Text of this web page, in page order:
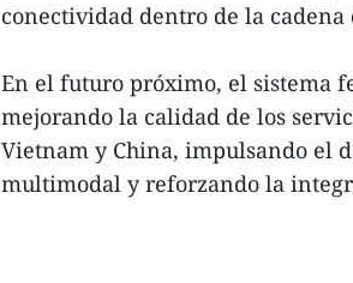
conectividad dentro de la
En el futuro próximo, el sistema
mejorando la calidad de los
Vietnam y China, impulsando el
multimodal y reforzando la